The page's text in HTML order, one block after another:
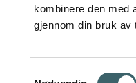
kombinere den med
gjennom din bruk av
Samtykkevalg